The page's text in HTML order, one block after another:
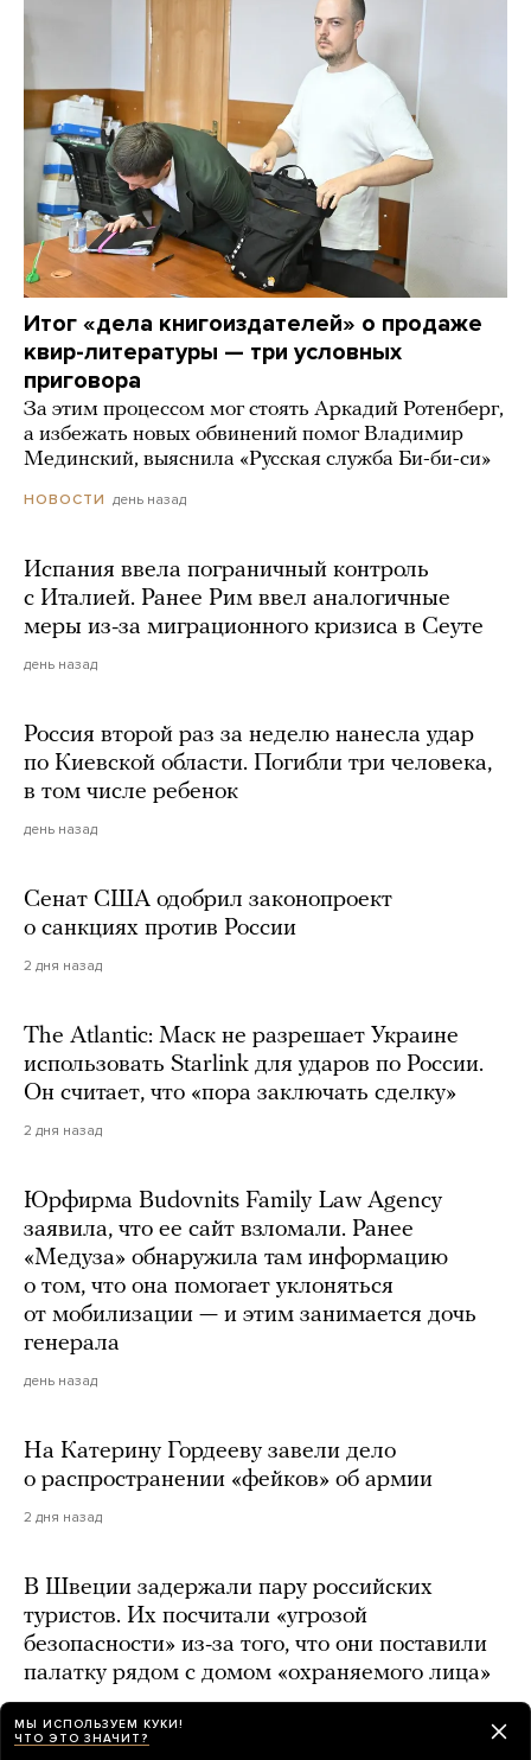
Итог «дела книгоиздателей» о продаже
квир-литературы — три условных
приговора
За этим процессом мог стоять Аркадий Ротенберг,
а избежать новых обвинений помог Владимир
Мединский, выяснила «Русская служба Би-би-си»
НОВОСТИ день назад
Испания ввела пограничный контроль
с Италией. Ранее Рим ввел аналогичные
меры из-за миграционного кризиса в Сеуте
день назад
Россия второй раз за неделю нанесла удар
по Киевской области. Погибли три человека,
в том числе ребенок
день назад
Сенат США одобрил законопроект
о санкциях против России
2 дня назад
The Atlantic: Маск не разрешает Украине
использовать Starlink для ударов по России.
Он считает, что «пора заключать сделку»
2 дня назад
Юрфирма Budovnits Family Law Agency
заявила, что ее сайт взломали. Ранее
«Медуза» обнаружила там информацию
о том, что она помогает уклоняться
от мобилизации — и этим занимается дочь
генерала
день назад
На Катерину Гордееву завели дело
о распространении «фейков» об армии
2 дня назад
В Швеции задержали пару российских
туристов. Их посчитали «угрозой
безопасности» из-за того, что они поставили
палатку рядом с домом «охраняемого лица»
МЫ ИСПОЛЬЗУЕМ КУКИ!
ЧТО ЭТО ЗНАЧИТ?